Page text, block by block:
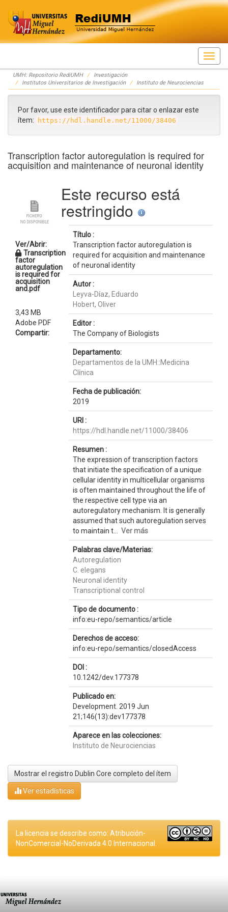
Skip
navigation
UMH: Repositorio RediUMH
Investigación
Institutos Universitarios de Investigación
Instituto de Neurociencias
Por favor, use este identificador para citar o enlazar este
ítem:
https://hdl.handle.net/11000/38406
Transcription factor autoregulation is required for
acquisition and maintenance of neuronal identity
Ver/Abrir:
Transcription
factor
autoregulation
is required for
acquisition
and.pdf
3,43 MB
Adobe PDF
Compartir:
Este recurso está
restringido
Título :
Transcription factor autoregulation is
required for acquisition and maintenance
of neuronal identity
Autor :
Leyva-Díaz, Eduardo
Hobert, Oliver
Editor :
The Company of Biologists
Departamento:
Departamentos de la UMH::Medicina
Clínica
Fecha de publicación:
2019
URI :
https://hdl.handle.net/11000/38406
Resumen :
The expression of transcription factors
that initiate the specification of a unique
cellular identity in multicellular organisms
is often maintained throughout the life of
the respective cell type via an
autoregulatory mechanism. It is generally
assumed that such autoregulation serves
to maintain t... Ver más
Palabras clave/Materias:
Autoregulation
C. elegans
Neuronal identity
Transcriptional control
Tipo de documento :
info:eu-repo/semantics/article
Derechos de acceso:
info:eu-repo/semantics/closedAccess
DOI :
10.1242/dev.177378
Publicado en:
Development. 2019 Jun
21;146(13):dev177378
Aparece en las colecciones:
Instituto de Neurociencias
Mostrar el registro Dublin Core completo del ítem
Ver estadísticas
La licencia se describe como: Atribución-
NonComercial-NoDerivada 4.0 Internacional.